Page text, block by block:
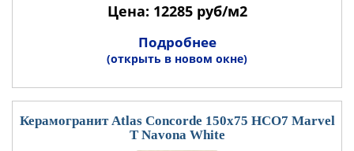
Цена: 12285 руб/м2
Подробнее
(открыть в новом окне)
Керамогранит Atlas Concorde 150x75 HCO7 Marvel
T Navona White